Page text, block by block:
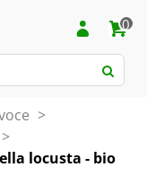
0
>
>
locusta - bio